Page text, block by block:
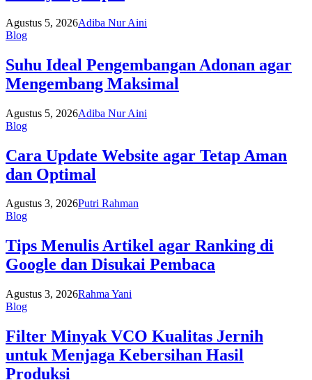
Agustus 5, 2026Adiba Nur Aini
Blog
Suhu Ideal Pengembangan Adonan agar
Mengembang Maksimal
Agustus 5, 2026Adiba Nur Aini
Blog
Cara Update Website agar Tetap Aman
dan Optimal
Agustus 3, 2026Putri Rahman
Blog
Tips Menulis Artikel agar Ranking di
Google dan Disukai Pembaca
Agustus 3, 2026Rahma Yani
Blog
Filter Minyak VCO Kualitas Jernih
untuk Menjaga Kebersihan Hasil
Produksi